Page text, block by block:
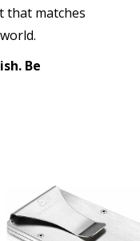
that matches
Be